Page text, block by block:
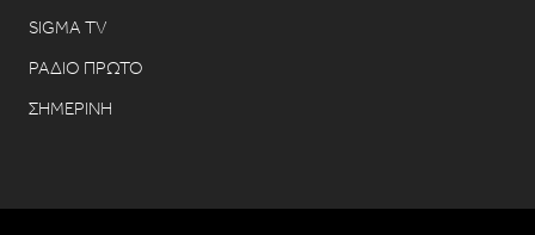
SIGMA TV
ΡΑΔΙΟ ΠΡΩΤΟ
ΣΗΜΕΡΙΝΗ